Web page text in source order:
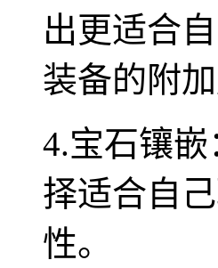
出更适合
装备的附加
4.宝石镶
择适合自
性。